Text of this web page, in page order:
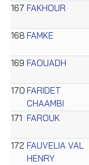
167 FAKHOUR
168 FAMKE
169 FAOUADH
170 FARIDET
CHAAMBI
171 FAROUK
172 FAUVELIA VAL
HENRY